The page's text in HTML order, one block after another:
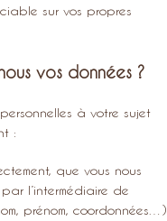
sur vos propres
vos données ?
à votre sujet
:
que vous nous
l’intermédiaire de
prénom, coordonnées…)